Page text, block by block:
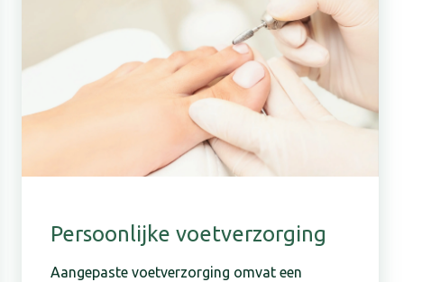
Persoonlijke voetverzorging
Aangepaste voetverzorging omvat een